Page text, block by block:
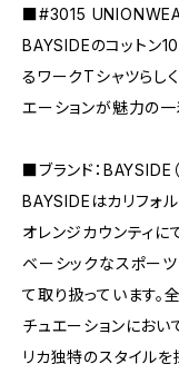
■#3015
BAYSIDEのコットン
るワークTシャツらし
エーションが魅力の一
■ブランド：BAYSIDE（
BAYSIDEはカリフォ
オレンジカウンティ
ベーシックなスポー
て取り扱っています。
チュエーションにお
リカ独特のスタイルを